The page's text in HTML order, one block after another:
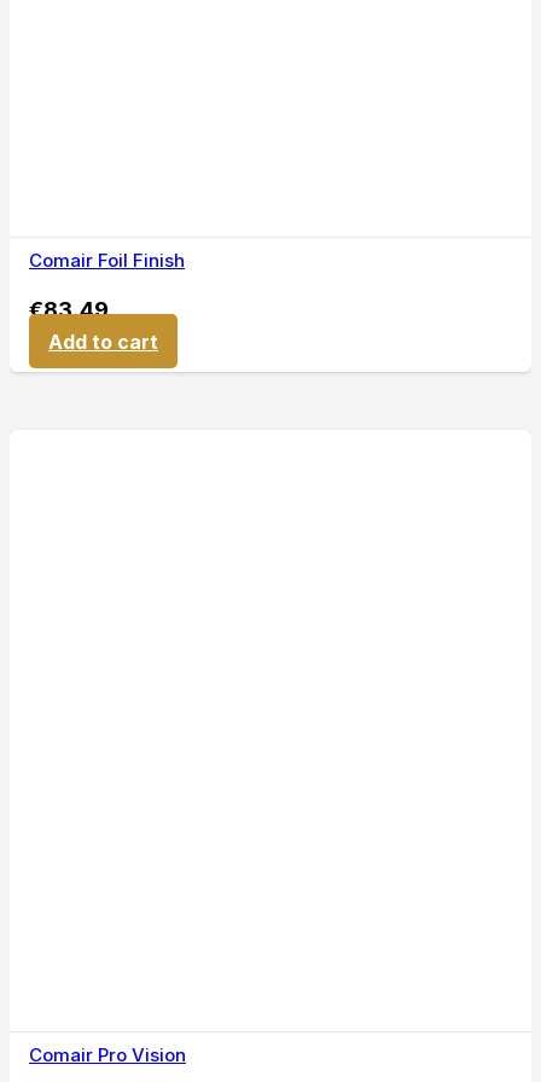
Comair Foil Finish
€83,49
Add to cart
Comair Pro Vision